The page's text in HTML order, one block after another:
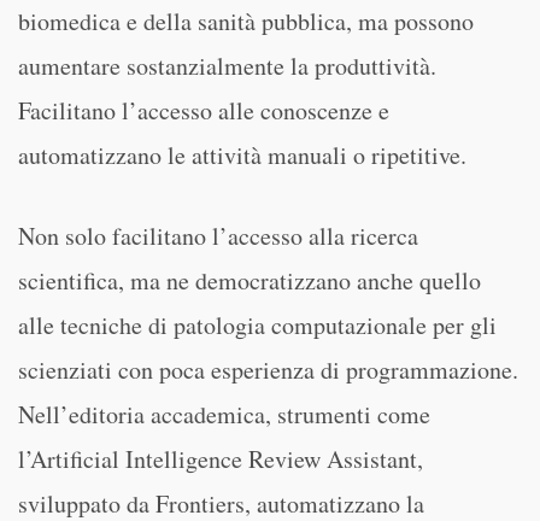
biomedica e della sanità pubblica, ma possono
aumentare sostanzialmente la produttività.
Facilitano l’accesso alle conoscenze e
automatizzano le attività manuali o ripetitive.
Non solo facilitano l’accesso alla ricerca
scientifica, ma ne democratizzano anche quello
alle tecniche di patologia computazionale per gli
scienziati con poca esperienza di programmazione.
Nell’editoria accademica, strumenti come
l’Artificial Intelligence Review Assistant,
sviluppato da Frontiers, automatizzano la